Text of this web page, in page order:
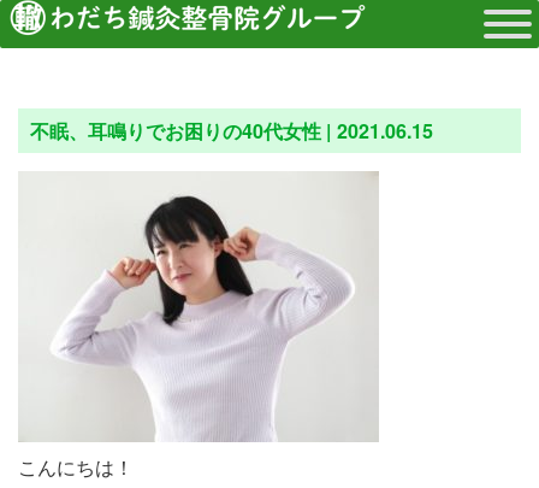
不眠、耳鳴りでお困りの40代女性 | 2021.06.15
こんにちは！